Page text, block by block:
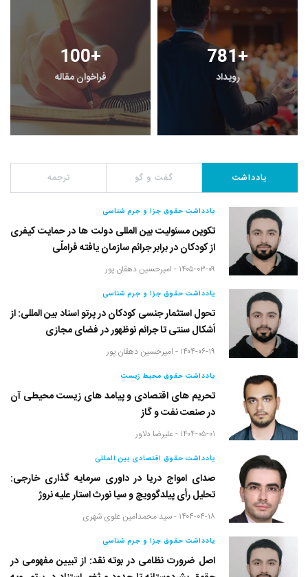
19+
حقوق و هنر
24+
معرفی کتاب های حقوقی
یادداشت گفت و گو ترجمه
یادداشت حقوق جزا و جرم شناسی
تکوین مسئولیت بین المللی دولت ها در حمایت کیفری
از کودکان در برابر جرائم سازمان یافته فراملّی
۱۴۰۵-۰۳-۰۹ - امیرحسین دهقان پور
یادداشت حقوق جزا و جرم شناسی
تحول استثمار جنسی کودکان در پرتو اسناد بین المللی: از
اَشکال سنتی تا جرائم نوظهور در فضای مجازی
۱۴۰۴-۰۶-۱۹ - امیرحسین دهقان پور
یادداشت حقوق محیط زیست
تحریم های اقتصادی و پیامد های زیست محیطی آن
در صنعت نفت و گاز
۱۴۰۴-۰۵-۰۱ - علیرضا دلاور
یادداشت حقوق اقتصادی بین المللی
صدای امواج دریا در داوری سرمایه گذاری خارجی:
تحلیل رأی پیلدگوویچ و سیا نورث استار علیه نروژ
۱۴۰۴-۰۴-۱۸ - سید محمدامین علوی شهری
یادداشت حقوق جزا و جرم شناسی
اصل ضرورت نظامی در بوته نقد: از تبیین مفهومی در